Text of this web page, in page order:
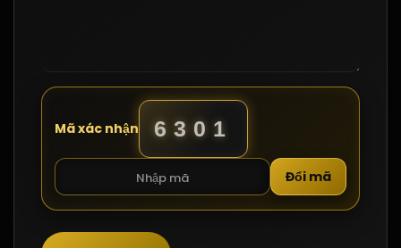
Mã xác nhận 6301
Đổi mã